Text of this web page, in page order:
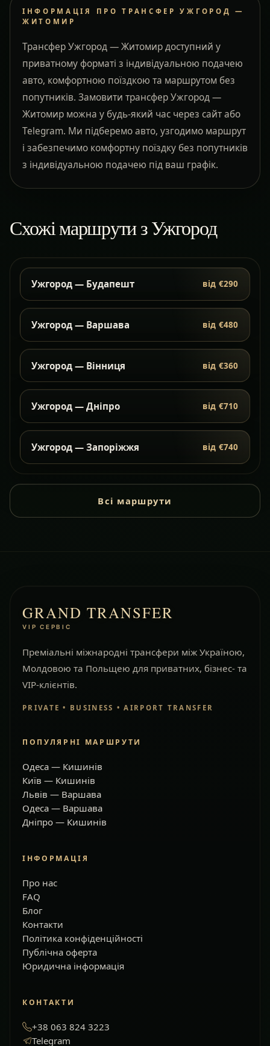
ІНФОРМАЦІЯ ПРО ТРАНСФЕР УЖГОРОД —
ЖИТОМИР
Трансфер Ужгород — Житомир доступний у
приватному форматі з індивідуальною подачею
авто, комфортною поїздкою та маршрутом без
попутників. Замовити трансфер Ужгород —
Житомир можна у будь-який час через сайт або
Telegram. Ми підберемо авто, узгодимо маршрут
і забезпечимо комфортну поїздку без попутників
з індивідуальною подачею під ваш графік.
Схожі маршрути з Ужгород
Ужгород — Будапешт від €290
Ужгород — Варшава від €480
Ужгород — Вінниця від €360
Ужгород — Дніпро від €710
Ужгород — Запоріжжя від €740
Всі маршрути
GRAND TRANSFER
VIP СЕРВІС
Преміальні міжнародні трансфери між Україною,
Молдовою та Польщею для приватних, бізнес- та
VIP-клієнтів.
PRIVATE • BUSINESS • AIRPORT TRANSFER
ПОПУЛЯРНІ МАРШРУТИ
Одеса — Кишинів
Київ — Кишинів
Львів — Варшава
Одеса — Варшава
Дніпро — Кишинів
ІНФОРМАЦІЯ
Про нас
FAQ
Блог
Контакти
Політика конфіденційності
Публічна оферта
Юридична інформація
КОНТАКТИ
+38 063 824 3223
Telegram